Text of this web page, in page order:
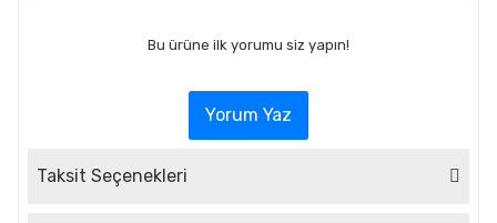
Bu ürüne ilk yorumu siz yapın!
Yorum Yaz
Taksit Seçenekleri